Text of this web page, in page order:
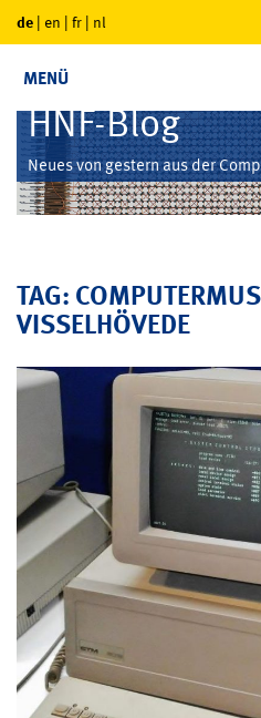
de | en | fr | nl
MENÜ
HNF-Blog
Neues von gestern aus der
TAG:
VISSELHÖVEDE